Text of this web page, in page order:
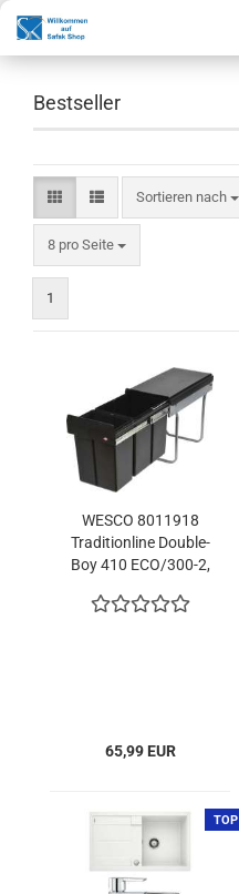
Bestseller
Sortieren nach
Sortieren nach
8 pro Seite
pro Seite
1
WESCO 8011918
Traditionline Double-
Boy 410 ECO/300-2,
65,99 EUR
TOP